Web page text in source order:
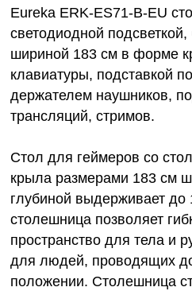
Eureka ERK-ES71-B-EU
светодиодной
шириной 183 см в форме
клавиатуры, подставкой
держателем наушников,
трансляций, стримов.
Стол для геймеров со
крыла размерами 183 см
глубиной выдерживает до
столешница позволяет
пространство для тела и
для людей, проводящих
положении. Столешница